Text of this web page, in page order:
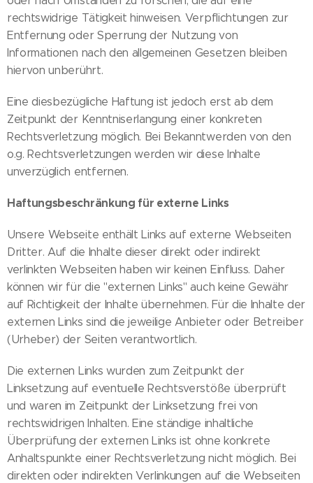
rechtswidrige Tätigkeit hinweisen. Verpflichtungen zur
Entfernung oder Sperrung der Nutzung von
Informationen nach den allgemeinen Gesetzen bleiben
hiervon unberührt.
Eine diesbezügliche Haftung ist jedoch erst ab dem
Zeitpunkt der Kenntniserlangung einer konkreten
Rechtsverletzung möglich. Bei Bekanntwerden von den
o.g. Rechtsverletzungen werden wir diese Inhalte
unverzüglich entfernen.
Haftungsbeschränkung für externe Links
Unsere Webseite enthält Links auf externe Webseiten
Dritter. Auf die Inhalte dieser direkt oder indirekt
verlinkten Webseiten haben wir keinen Einfluss. Daher
können wir für die "externen Links" auch keine Gewähr
auf Richtigkeit der Inhalte übernehmen. Für die Inhalte der
externen Links sind die jeweilige Anbieter oder Betreiber
(Urheber) der Seiten verantwortlich.
Die externen Links wurden zum Zeitpunkt der
Linksetzung auf eventuelle Rechtsverstöße überprüft
und waren im Zeitpunkt der Linksetzung frei von
rechtswidrigen Inhalten. Eine ständige inhaltliche
Überprüfung der externen Links ist ohne konkrete
Anhaltspunkte einer Rechtsverletzung nicht möglich. Bei
direkten oder indirekten Verlinkungen auf die Webseiten